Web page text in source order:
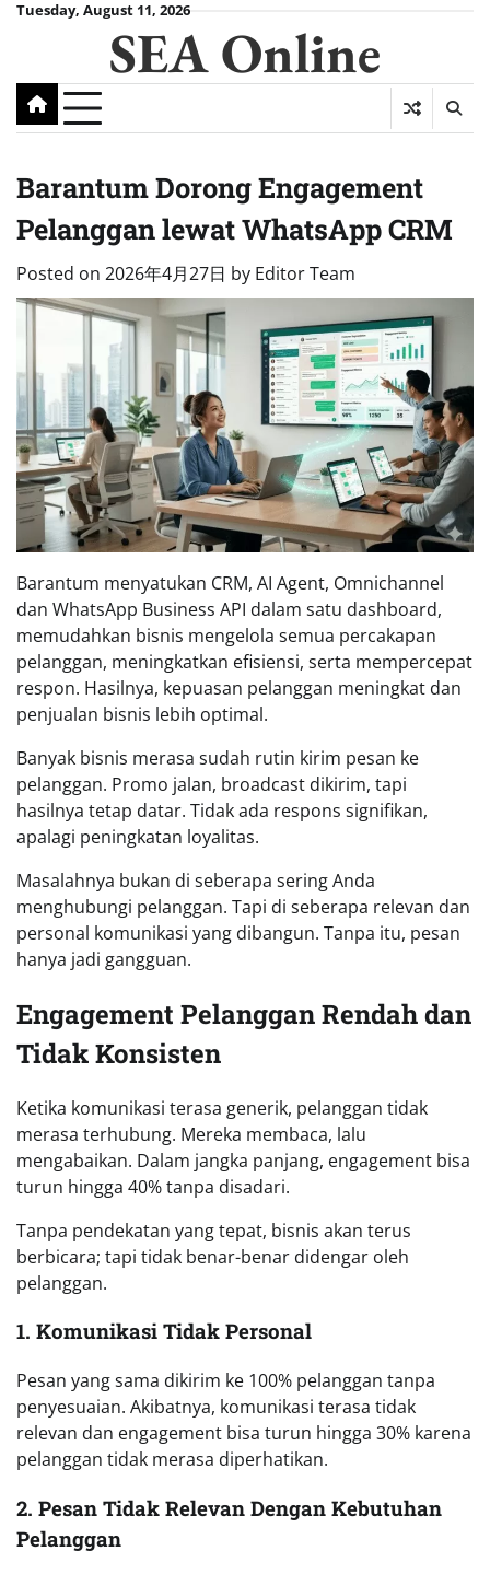
SkipTuesday, August 11, 2026
SEA Online
Barantum Dorong Engagement
Pelanggan lewat WhatsApp CRM
Posted on 2026年4月27日 by Editor Team
Barantum menyatukan CRM, AI Agent, Omnichannel
dan WhatsApp Business API dalam satu dashboard,
memudahkan bisnis mengelola semua percakapan
pelanggan, meningkatkan efisiensi, serta mempercepat
respon. Hasilnya, kepuasan pelanggan meningkat dan
penjualan bisnis lebih optimal.
Banyak bisnis merasa sudah rutin kirim pesan ke
pelanggan. Promo jalan, broadcast dikirim, tapi
hasilnya tetap datar. Tidak ada respons signifikan,
apalagi peningkatan loyalitas.
Masalahnya bukan di seberapa sering Anda
menghubungi pelanggan. Tapi di seberapa relevan dan
personal komunikasi yang dibangun. Tanpa itu, pesan
hanya jadi gangguan.
Engagement Pelanggan Rendah dan
Tidak Konsisten
Ketika komunikasi terasa generik, pelanggan tidak
merasa terhubung. Mereka membaca, lalu
mengabaikan. Dalam jangka panjang, engagement bisa
turun hingga 40% tanpa disadari.
Tanpa pendekatan yang tepat, bisnis akan terus
berbicara; tapi tidak benar-benar didengar oleh
pelanggan.
1. Komunikasi Tidak Personal
Pesan yang sama dikirim ke 100% pelanggan tanpa
penyesuaian. Akibatnya, komunikasi terasa tidak
relevan dan engagement bisa turun hingga 30% karena
pelanggan tidak merasa diperhatikan.
2. Pesan Tidak Relevan Dengan Kebutuhan
Pelanggan